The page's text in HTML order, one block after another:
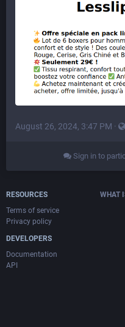
August 26, 2024, 3:47 PM ·
Sign in to
RESOURCES
Terms of service
Privacy policy
DEVELOPERS
Documentation
API
WHAT